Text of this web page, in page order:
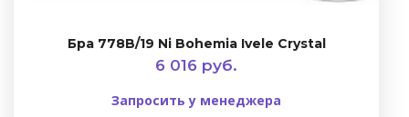
Бра 778B/19 Ni Bohemia Ivele Crystal
6 016 руб.
Запросить у менеджера